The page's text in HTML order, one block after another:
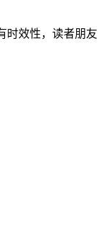
时效性，读者朋友